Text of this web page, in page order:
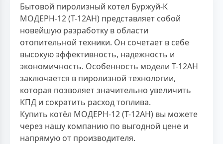
Бытовой пиролизный котел Буржуй-К
МОДЕРН-12 (Т-12АН) представляет собой
новейшую разработку в области
отопительной техники. Он сочетает в себе
высокую эффективность, надежность и
экономичность. Особенность модели Т-12АН
заключается в пиролизной технологии,
которая позволяет значительно увеличить
КПД и сократить расход топлива.
Купить котёл МОДЕРН-12 (Т-12АН) вы можете
через нашу компанию по выгодной цене и
напрямую от производителя.